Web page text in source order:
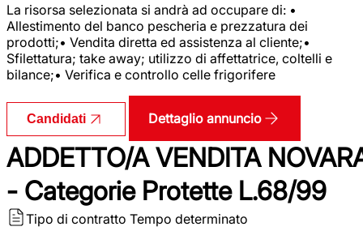
La risorsa selezionata si andrà ad occupare di: •
Allestimento del banco pescheria e prezzatura dei
prodotti;• Vendita diretta ed assistenza al cliente;•
Sfilettatura; take away; utilizzo di affettatrice, coltelli e
bilance;• Verifica e controllo celle frigorifere
Candidati Dettaglio annuncio
ADDETTO/A VENDITA
- Categorie Protette L.68/99
Tipo di contratto Tempo determinato